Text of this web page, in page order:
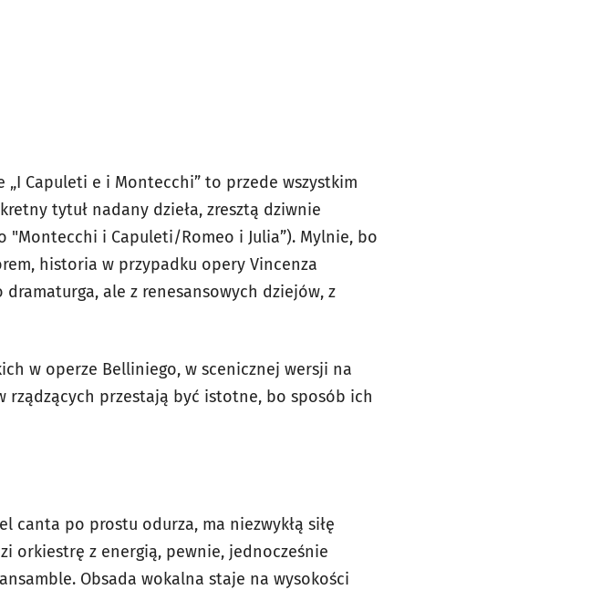
„I Capuleti e i Montecchi” to przede wszystkim
tytuł nadany dzieła, zresztą dziwnie
"Montecchi i Capuleti/Romeo i Julia”). Mylnie, bo
historia w przypadku opery Vincenza
ale z renesansowych dziejów, z
w operze Belliniego, w scenicznej wersji na
rządzących przestają być istotne, bo sposób ich
canta po prostu odurza, ma niezwykłą siłę
orkiestrę z energią, pewnie, jednocześnie
Obsada wokalna staje na wysokości